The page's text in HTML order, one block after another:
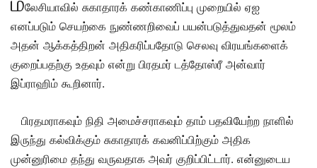
லேசியாவில் சுகாதாரக் கண்காணிப்பு முறையில் ஏஐ
எனப்படும் செயற்கை நுண்ணறிவைப் பயன்படுத்துவதன் மூலம்
அதன் ஆக்கத்திறன் அதிகரிப்பதோடு செலவு விரயங்களைக்
குறைப்பதற்கு உதவும் என்று பிரதமர் டத்தோஸ்ரீ அன்வார்
இப்ராஹிம் கூறினார்.
பிரதமராகவும் நிதி அமைச்சராகவும் தாம் பதவியேற்ற நாளில்
இருந்து கல்விக்கும் சுகாதாரக் கவனிப்பிற்கும் அதிக
முன்னுரிமை தந்து வருவதாக அவர் குறிப்பிட்டார். என்னுடைய